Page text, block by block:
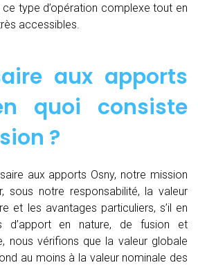
type d’opération complexe tout en
accessibles.
aux apports
quoi consiste
?
aux apports Osny, notre mission
sous notre responsabilité, la valeur
et les avantages particuliers, s’il en
d’apport en nature, de fusion et
nous vérifions que la valeur globale
au moins à la valeur nominale des